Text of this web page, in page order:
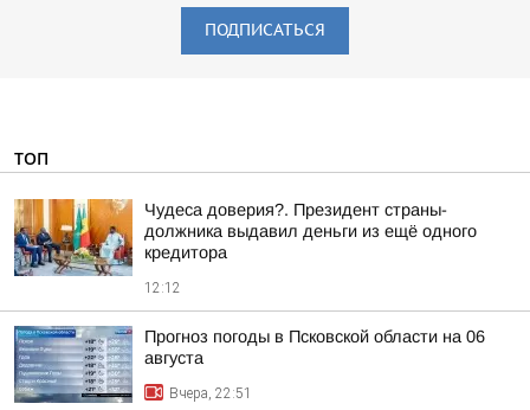
ПОДПИСАТЬСЯ
ТОП
Чудеса доверия?. Президент страны-
должника выдавил деньги из ещё одного
кредитора
12:12
Прогноз погоды в Псковской области на 06
августа
Вчера, 22:51